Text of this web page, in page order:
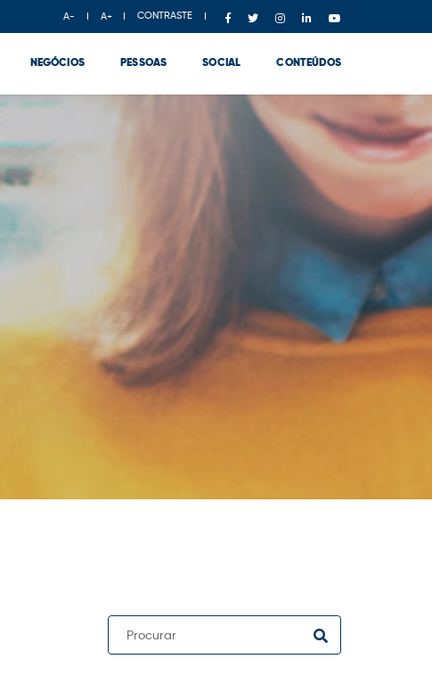
A- A+ CONTRASTE
NEGÓCIOS PESSOAS SOCIAL CONTEÚDOS